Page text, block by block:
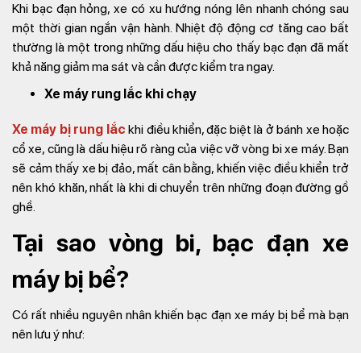
Khi bạc đạn hỏng, xe có xu hướng nóng lên nhanh chóng sau
một thời gian ngắn vận hành. Nhiệt độ động cơ tăng cao bất
thường là một trong những dấu hiệu cho thấy bạc đạn đã mất
khả năng giảm ma sát và cần được kiểm tra ngay.
Xe máy rung lắc khi chạy
Xe máy bị rung lắc khi điều khiển, đặc biệt là ở bánh xe hoặc
cổ xe, cũng là dấu hiệu rõ ràng của việc vỡ vòng bi xe máy. Bạn
sẽ cảm thấy xe bị đảo, mất cân bằng, khiến việc điều khiển trở
nên khó khăn, nhất là khi di chuyển trên những đoạn đường gồ
ghề.
Tại sao vòng bi, bạc đạn xe
máy bị bể?
Có rất nhiều nguyên nhân khiến bạc đạn xe máy bị bể mà bạn
nên lưu ý như: